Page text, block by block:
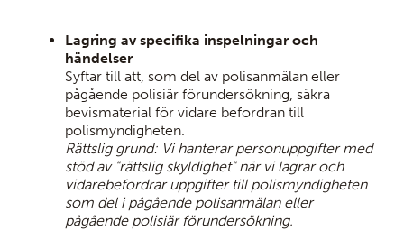
Lagring av specifika inspelningar och
händelser
Syftar till att, som del av polisanmälan eller
pågående polisiär förundersökning, säkra
bevismaterial för vidare befordran till
polismyndigheten.
Rättslig grund: Vi hanterar personuppgifter med
stöd av "rättslig skyldighet" när vi lagrar och
vidarebefordrar uppgifter till polismyndigheten
som del i pågående polisanmälan eller
pågående polisiär förundersökning.